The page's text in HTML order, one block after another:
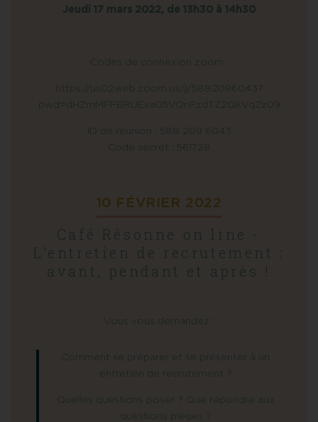
Jeudi 17 mars 2022, de 13h30 à 14h30
Codes de connexion zoom :
https://us02web.zoom.us/j/5882096043?
pwd=dHZmMFFBRUEva05VQnFzdTZ2QkVqZz09
ID de réunion : 588 209 6043
Code secret : 561728
10 FÉVRIER 2022
Café Résonne on line -
L’entretien de recrutement :
avant, pendant et après !
Vous vous demandez :
Comment se préparer et se présenter à un
entretien de recrutement ?
Quelles questions poser ? Que répondre aux
questions pièges ?